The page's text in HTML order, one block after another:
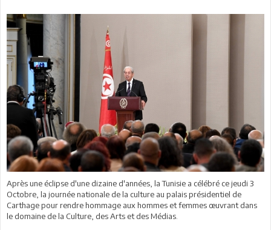
Après une éclipse d'une dizaine d'années, la Tunisie a célébré ce jeudi 3
Octobre, la journée nationale de la culture au palais présidentiel de
Carthage pour rendre hommage aux hommes et femmes œuvrant dans
le domaine de la Culture, des Arts et des Médias.